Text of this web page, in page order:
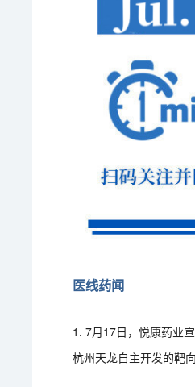
医线药闻
1. 7月17日，悦康药业
杭州天龙自主开发的靶